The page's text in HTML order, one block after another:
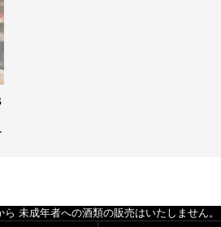
未成年者への酒類の販売はいたしません。